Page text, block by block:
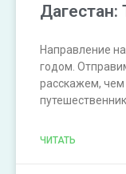
Дагестан:
Направление
годом.
расскажем,
ЧИТАТЬ